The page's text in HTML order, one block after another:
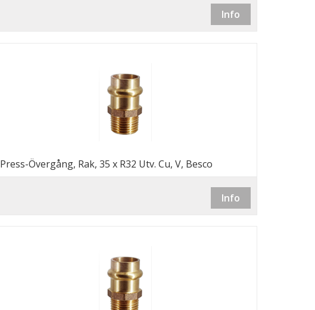
Info
Press-Övergång, Rak, 35 x R32 Utv. Cu, V, Besco
Info